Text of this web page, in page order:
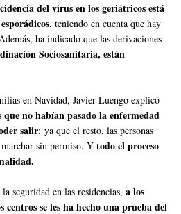
del virus en los geriátricos está
, teniendo en cuenta que hay
ha indicado que las derivaciones
Sociosanitaria, están
en Navidad, Javier Luengo explicó
que no habían pasado la enfermedad
salir; ya que el resto, las personas
sin permiso. Y todo el proceso
seguridad en las residencias, a los
centros se les ha hecho una prueba del